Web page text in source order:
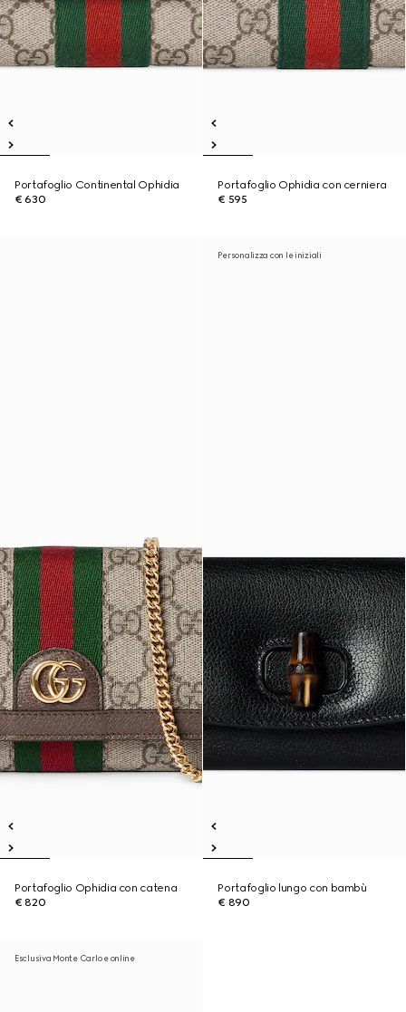
Portafoglio Continental Ophidia
€ 630
Portafoglio Ophidia con cerniera
€ 595
Portafoglio Ophidia con catena
€ 820
Personalizza con le iniziali
Portafoglio lungo con bambù
€ 890
Esclusiva Monte Carlo e online